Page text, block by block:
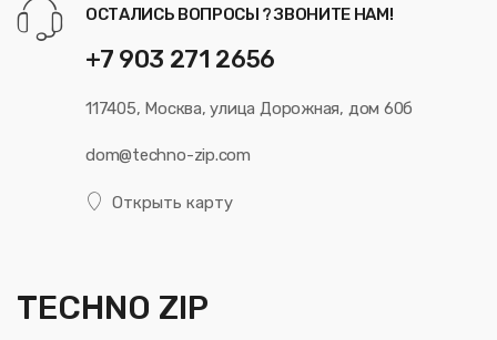
ОСТАЛИСЬ ВОПРОСЫ ? ЗВОНИТЕ НАМ!
+7 903 271 2656
117405, Москва, улица Дорожная, дом 60б
dom@techno-zip.com
Открыть карту
TECHNO ZIP